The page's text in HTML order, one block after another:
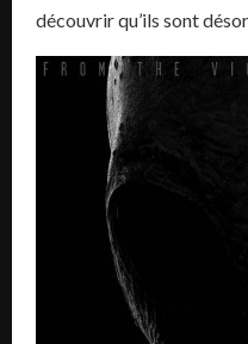
découvrir qu’ils sont